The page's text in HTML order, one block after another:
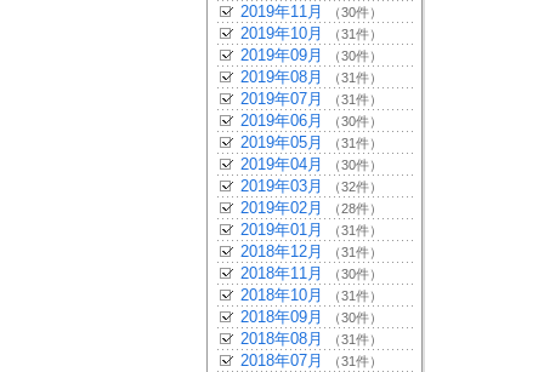
2019年11月 （30件）
2019年10月 （31件）
2019年09月 （30件）
2019年08月 （31件）
2019年07月 （31件）
2019年06月 （30件）
2019年05月 （31件）
2019年04月 （30件）
2019年03月 （32件）
2019年02月 （28件）
2019年01月 （31件）
2018年12月 （31件）
2018年11月 （30件）
2018年10月 （31件）
2018年09月 （30件）
2018年08月 （31件）
2018年07月 （31件）